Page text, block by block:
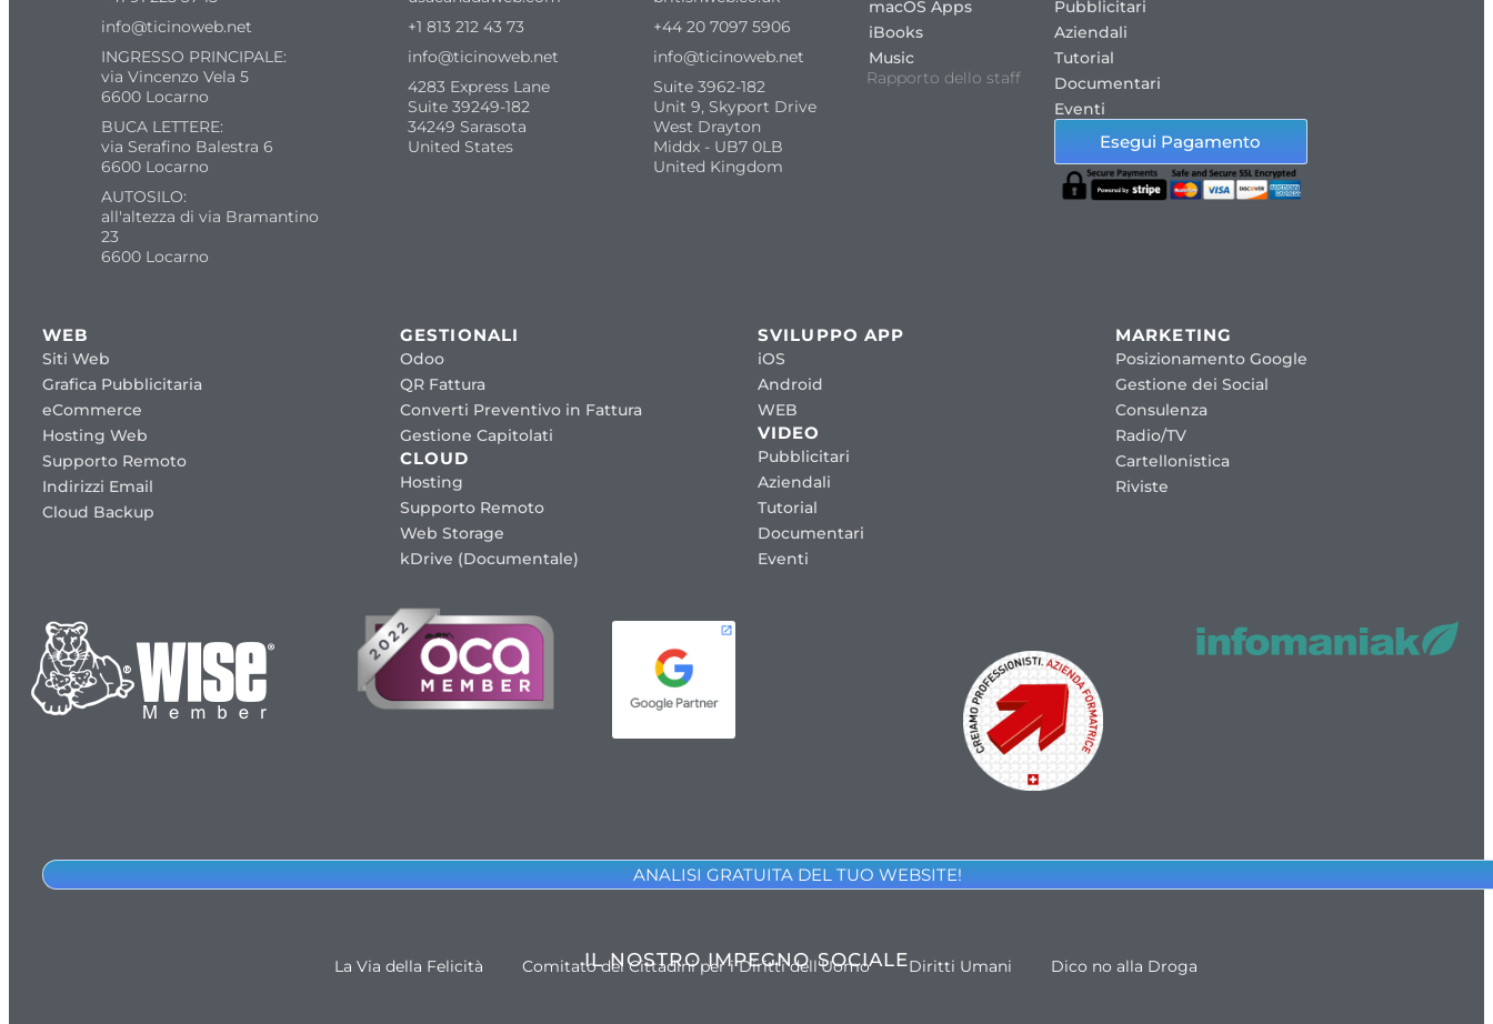
info@ticinoweb.net
INGRESSO PRINCIPALE:
via Vincenzo Vela 5
6600 Locarno
BUCA LETTERE:
via Serafino Balestra 6
6600 Locarno
AUTOSILO:
all'altezza di via Bramantino
23
6600 Locarno
+1 813 212 43 73
info@ticinoweb.net
4283 Express Lane
Suite 39249-182
34249 Sarasota
United States
+44 20 7097 5906
info@ticinoweb.net
Suite 3962-182
Unit 9, Skyport Drive
West Drayton
Middx - UB7 0LB
United Kingdom
macOS Apps
iBooks
Music
Rapporto dello staff
Pubblicitari
Aziendali
Tutorial
Documentari
Eventi
Esegui Pagamento
WEB
Siti Web
Grafica Pubblicitaria
eCommerce
Hosting Web
Supporto Remoto
Indirizzi Email
Cloud Backup
GESTIONALI
Odoo
QR Fattura
Converti Preventivo in Fattura
Gestione Capitolati
CLOUD
Hosting
Supporto Remoto
Web Storage
kDrive (Documentale)
SVILUPPO APP
iOS
Android
WEB
VIDEO
Pubblicitari
Aziendali
Tutorial
Documentari
Eventi
MARKETING
Posizionamento Google
Gestione dei Social
Consulenza
Radio/TV
Cartellonistica
Riviste
ANALISI GRATUITA DEL TUO WEBSITE!
IL NOSTRO IMPEGNO SOCIALE
La Via della Felicità Comitato dei Cittadini per i Diritti dell'Uomo Diritti Umani Dico no alla Droga